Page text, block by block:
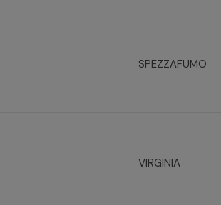
SPEZZAFUMO
VIRGINIA